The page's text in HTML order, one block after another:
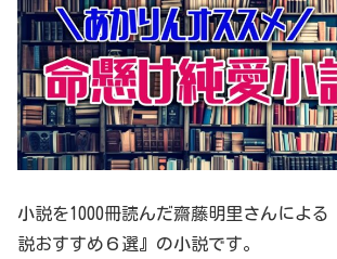
小説を1000冊読んだ齋藤明里さんによる
説おすすめ６選』の小説です。